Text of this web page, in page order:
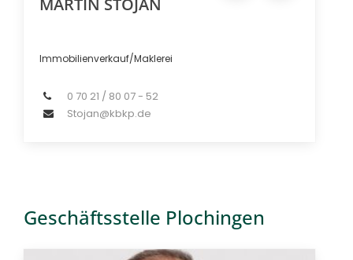
Immobilienverkauf/Maklerei
0 70 21 / 80 07 - 52
Stojan@kbkp.de
Geschäftsstelle Plochingen